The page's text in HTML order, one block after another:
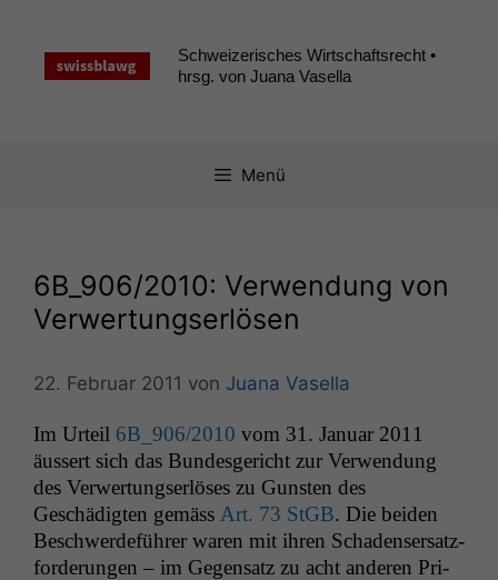
springen
Schweizerisches Wirtschaftsrecht •
hrsg. von Juana Vasella
Menü
6B_906/2010: Verwendung von
Verwertungserlösen
22. Februar 2011 von Juana Vasella
Im Urteil 6B_906/2010 vom 31. Jan­u­ar 2011
äussert sich das Bun­des­gericht zur Ver­wen­dung
des Ver­w­er­tungser­lös­es zu Gun­sten des
Geschädigten gemäss Art. 73 StGB. Die bei­den
Beschw­erde­führer waren mit ihren Schadenser­satz­
forderun­gen – im Gegen­satz zu acht anderen Pri­